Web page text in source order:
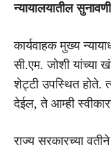
न्यायालयातील
कार्यवाहक मुख्य
सी.एम. जोशी यांच्या
शेट्टी उपस्थित होते.
देईल, ते आम्ही
राज्य सरकारच्या